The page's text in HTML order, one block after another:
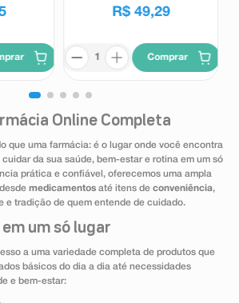
R$ 49,29
Comprar
Online Completa
que uma farmácia: é o lugar onde você encontra
da sua saúde, bem-estar e rotina em um só
prática e confiável, oferecemos uma ampla
medicamentosaté itens de conveniência,
e tradição de quem entende de cuidado.
um só lugar
a uma variedade completa de produtos que
básicos do dia a dia até necessidades
e bem-estar: